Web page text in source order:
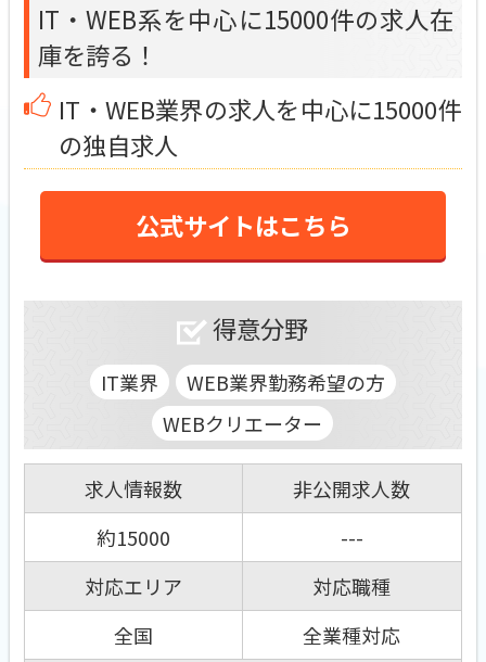
IT・WEB系を中心に15000件の求人在
庫を誇る！
IT・WEB業界の求人を中心に15000件
の独自求人
公式サイトはこちら
得意分野
IT業界
WEB業界勤務希望の方
WEBクリエーター
求人情報数
非公開求人数
約15000
---
対応エリア
対応職種
全国
全業種対応